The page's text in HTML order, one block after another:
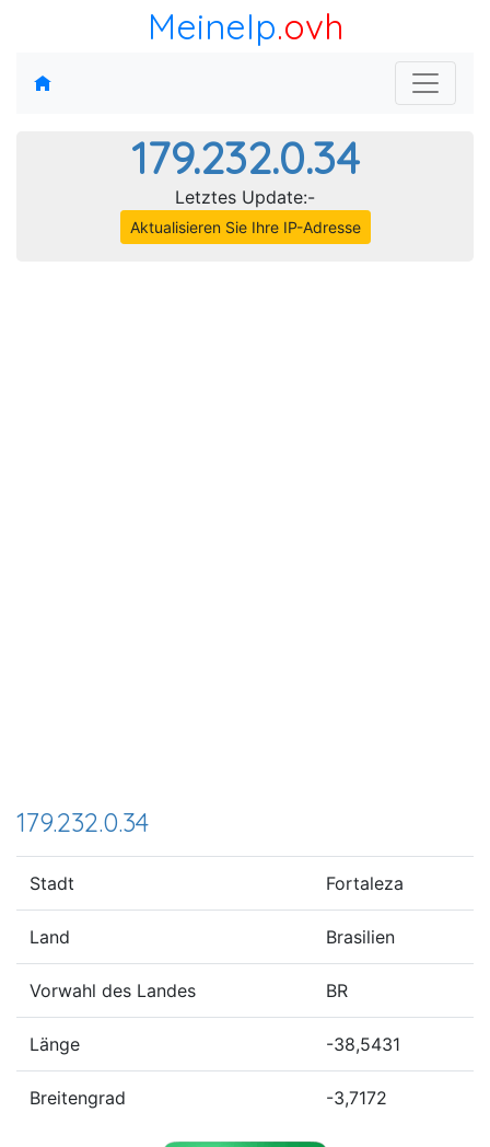
MeineIp.ovh
179.232.0.34
Letztes Update:-
Aktualisieren Sie Ihre IP-Adresse
179.232.0.34
Stadt Fortaleza
Land Brasilien
Vorwahl des Landes BR
Länge -38,5431
Breitengrad -3,7172